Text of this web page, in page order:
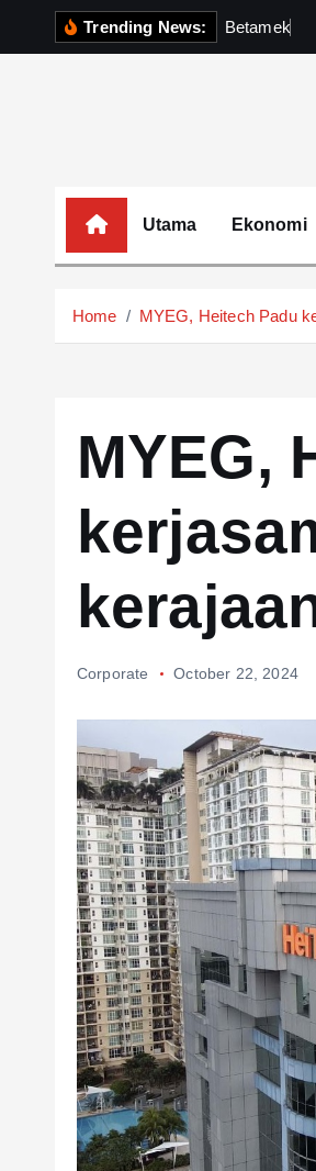
Trending News: Betamek
Utama Ekonomi
Home MYEG, Heitech Padu
MYEG,
Corporate October 22, 2024